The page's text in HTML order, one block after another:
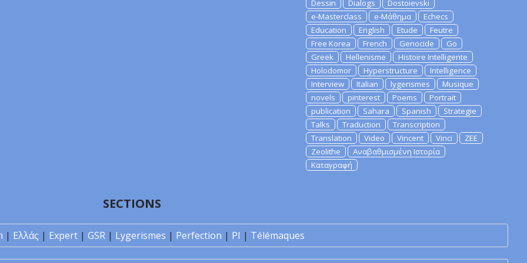
Dessin
Dialogs
Dostoievski
e-Masterclass
e-Μάθημα
Echecs
Education
English Etude
Feutre
Free Korea
French Genocide
Go
Greek
Hellenisme
Histoire Intelligente
Holodomor
Hyperstructure
Intelligence
Interview
Italian lygerismes
Musique
novels
pinterest Poems
Portrait
publication
Sahara Spanish
Strategie
Talks
Traduction
Transcription
Translation
Video Vincent Vinci
ZEE
Zeolithe
Αναβαθμισμένη Ιστορία
Καταγραφή
SECTIONS
| Ελλάς | Expert | GSR | Lygerismes | Perfection | PI | Télémaques